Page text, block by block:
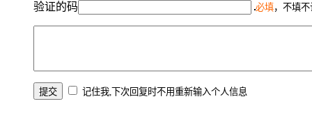
验证的码 必填，不填
记住我,下次回复时不用重新输入个人信息